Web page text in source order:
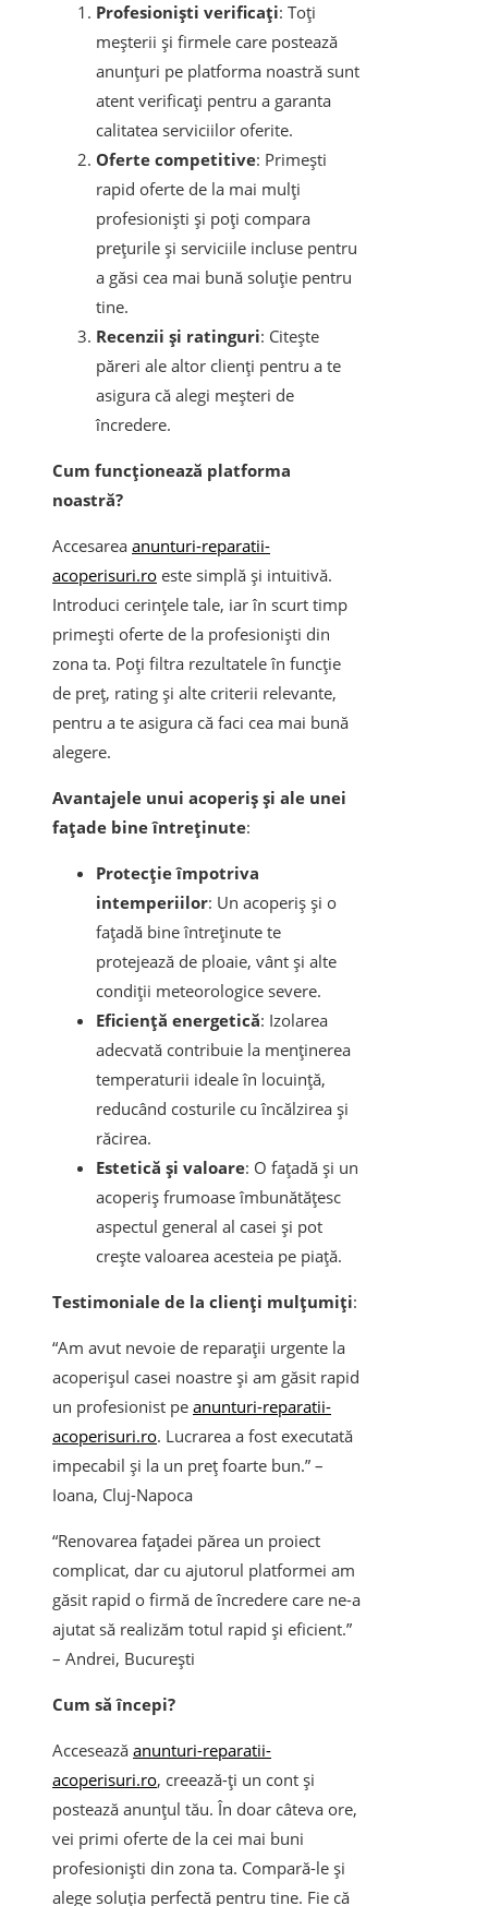
Profesioniști verificați: Toți
meșterii și firmele care postează
anunțuri pe platforma noastră sunt
atent verificați pentru a garanta
calitatea serviciilor oferite.
Oferte competitive: Primești
rapid oferte de la mai mulți
profesioniști și poți compara
prețurile și serviciile incluse pentru
a găsi cea mai bună soluție pentru
tine.
Recenzii și ratinguri: Citește
păreri ale altor clienți pentru a te
asigura că alegi meșteri de
încredere.
Cum funcționează platforma
noastră?
Accesarea anunturi-reparatii-
acoperisuri.ro este simplă și intuitivă.
Introduci cerințele tale, iar în scurt timp
primești oferte de la profesioniști din
zona ta. Poți filtra rezultatele în funcție
de preț, rating și alte criterii relevante,
pentru a te asigura că faci cea mai bună
alegere.
Avantajele unui acoperiș și ale unei
fațade bine întreținute:
Protecție împotriva
intemperiilor: Un acoperiș și o
fațadă bine întreținute te
protejează de ploaie, vânt și alte
condiții meteorologice severe.
Eficiență energetică: Izolarea
adecvată contribuie la menținerea
temperaturii ideale în locuință,
reducând costurile cu încălzirea și
răcirea.
Estetică și valoare: O fațadă și un
acoperiș frumoase îmbunătățesc
aspectul general al casei și pot
crește valoarea acesteia pe piață.
Testimoniale de la clienți mulțumiți:
“Am avut nevoie de reparații urgente la
acoperișul casei noastre și am găsit rapid
un profesionist pe anunturi-reparatii-
acoperisuri.ro. Lucrarea a fost executată
impecabil și la un preț foarte bun.” –
Ioana, Cluj-Napoca
“Renovarea fațadei părea un proiect
complicat, dar cu ajutorul platformei am
găsit rapid o firmă de încredere care ne-a
ajutat să realizăm totul rapid și eficient.”
– Andrei, București
Cum să începi?
Accesează anunturi-reparatii-
acoperisuri.ro, creează-ți un cont și
postează anunțul tău. În doar câteva ore,
vei primi oferte de la cei mai buni
profesioniști din zona ta. Compară-le și
alege soluția perfectă pentru tine. Fie că